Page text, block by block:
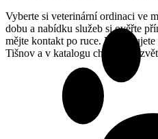
Vyberte si veterinární ordinaci ve
dobu a nabídku služeb si ověřte
mějte kontakt po ruce.
Tišnov a v katalogu chybíte?